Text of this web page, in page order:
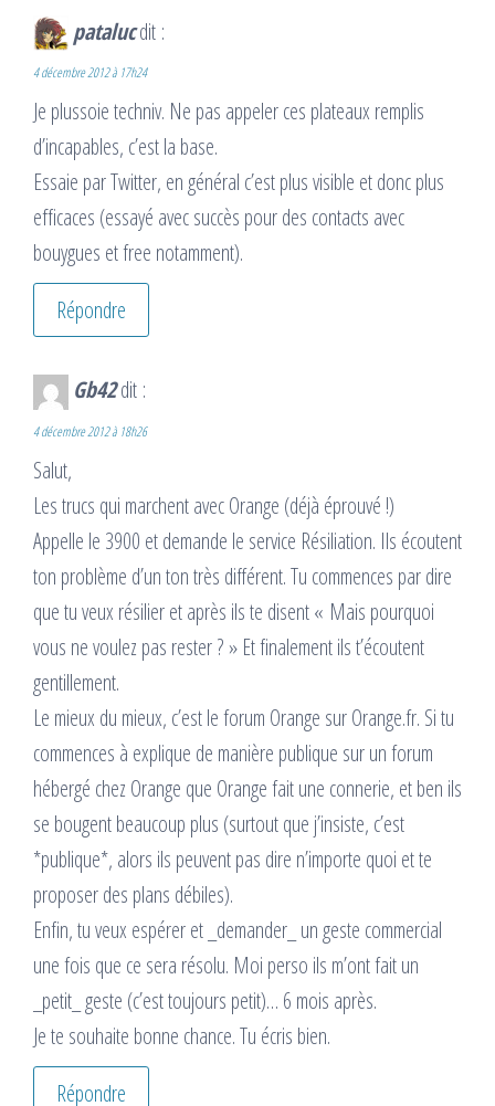
patalucdit :
4 décembre 2012 à 17h24
Je plussoie techniv. Ne pas appeler ces plateaux remplis
d’incapables, c’est la base.
Essaie par Twitter, en général c’est plus visible et donc plus
efficaces (essayé avec succès pour des contacts avec
bouygues et free notamment).
Répondre
Gb42dit :
4 décembre 2012 à 18h26
Salut,
Les trucs qui marchent avec Orange (déjà éprouvé !)
Appelle le 3900 et demande le service Résiliation. Ils écoutent
ton problème d’un ton très différent. Tu commences par dire
que tu veux résilier et après ils te disent « Mais pourquoi
vous ne voulez pas rester ? » Et finalement ils t’écoutent
gentillement.
Le mieux du mieux, c’est le forum Orange sur Orange.fr. Si tu
commences à explique de manière publique sur un forum
hébergé chez Orange que Orange fait une connerie, et ben ils
se bougent beaucoup plus (surtout que j’insiste, c’est
*publique*, alors ils peuvent pas dire n’importe quoi et te
proposer des plans débiles).
Enfin, tu veux espérer et _demander_ un geste commercial
une fois que ce sera résolu. Moi perso ils m’ont fait un
_petit_ geste (c’est toujours petit)… 6 mois après.
Je te souhaite bonne chance. Tu écris bien.
Répondre